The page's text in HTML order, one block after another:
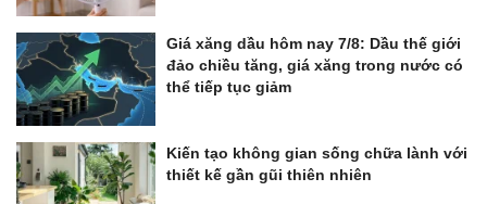
Giá xăng dầu hôm nay 7/8: Dầu thế giới
đảo chiều tăng, giá xăng trong nước có
thể tiếp tục giảm
Kiến tạo không gian sống chữa lành với
thiết kế gần gũi thiên nhiên